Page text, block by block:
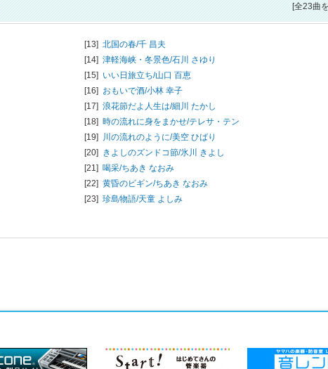
[全23曲
[13] 北国の春/千 昌夫
[14] 津軽海峡・冬景色/石川 さゆり
[15] いい日旅立ち/山口 百恵
[16] おもいで酒/小林 幸子
[17] 浪花節だよ人生は/細川 たかし
[18] 時の流れに身をまかせ/テレサ・テン
[19] 川の流れのように/美空 ひばり
[20] きよしのズンドコ節/氷川 きよし
[21] 喝采/ちあき なおみ
[22] 黄昏のビギン/ちあき なおみ
[23] 珍島物語/天童 よしみ